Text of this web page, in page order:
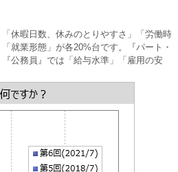
休暇日数、休みのとりやすさ」「労働時
就業形態」が各20%台です。『パート・
公務員』では「給与水準」「雇用の安